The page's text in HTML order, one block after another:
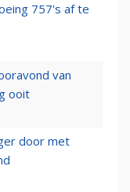
757's af te
van
ooit
door met